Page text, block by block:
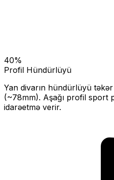
40%
Profil Hündürlüyü
Yan divarın hündürlüyü
(~78mm). Aşağı profil sport
idarəetmə verir.